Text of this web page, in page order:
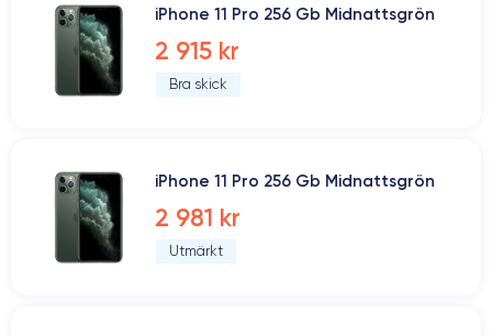
iPhone 11 Pro 256 Gb Midnattsgrön
2 915 kr
Bra skick
iPhone 11 Pro 256 Gb Midnattsgrön
2 981 kr
Utmärkt